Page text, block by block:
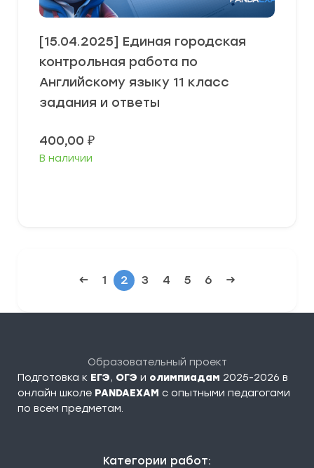
[15.04.2025] Единая городская
контрольная работа по
Английскому языку 11 класс
задания и ответы
400,00 ₽
В наличии
← 1 2 3 4 5 6 →
Образовательный проект
Подготовка к ЕГЭ, ОГЭ и олимпиадам 2025-2026 в
онлайн школе PANDAEXAM c опытными педагогами
по всем предметам.
Категории работ: